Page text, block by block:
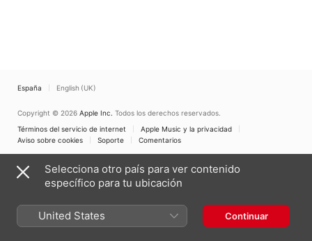
España English (UK)
Copyright © 2026 Apple Inc. Todos los derechos reservados.
Términos del servicio de internet
Apple Music y la privacidad
Aviso sobre cookies
Soporte Comentarios
Selecciona otro país para ver contenido
específico para tu ubicación
United States Continuar